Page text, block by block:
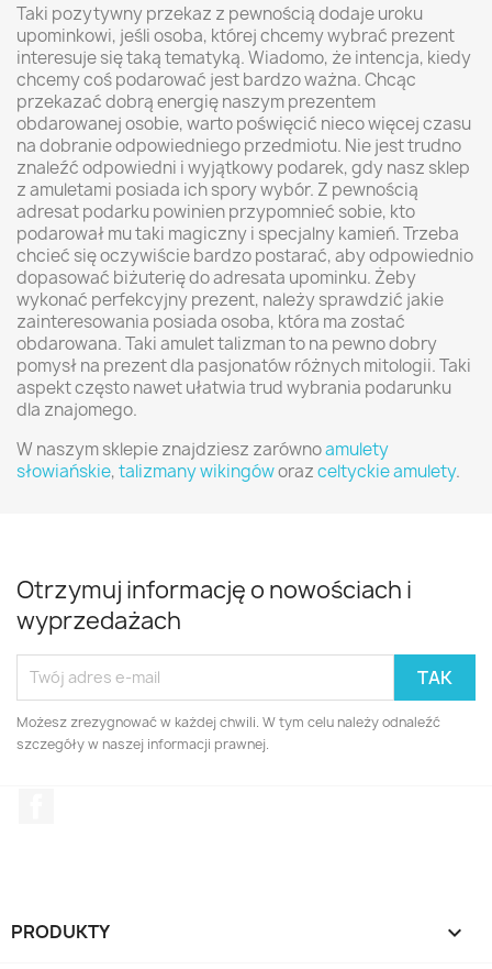
Taki pozytywny przekaz z pewnością dodaje uroku
upominkowi, jeśli osoba, której chcemy wybrać prezent
interesuje się taką tematyką. Wiadomo, że intencja, kiedy
chcemy coś podarować jest bardzo ważna. Chcąc
przekazać dobrą energię naszym prezentem
obdarowanej osobie, warto poświęcić nieco więcej czasu
na dobranie odpowiedniego przedmiotu. Nie jest trudno
znaleźć odpowiedni i wyjątkowy podarek, gdy nasz sklep
z amuletami posiada ich spory wybór. Z pewnością
adresat podarku powinien przypomnieć sobie, kto
podarował mu taki magiczny i specjalny kamień. Trzeba
chcieć się oczywiście bardzo postarać, aby odpowiednio
dopasować biżuterię do adresata upominku. Żeby
wykonać perfekcyjny prezent, należy sprawdzić jakie
zainteresowania posiada osoba, która ma zostać
obdarowana. Taki amulet talizman to na pewno dobry
pomysł na prezent dla pasjonatów różnych mitologii. Taki
aspekt często nawet ułatwia trud wybrania podarunku
dla znajomego.
W naszym sklepie znajdziesz zarównoamulety
słowiańskie,talizmany wikingóworazceltyckie amulety.
Otrzymuj informację o nowościach i
wyprzedażach
Możesz zrezygnować w każdej chwili. W tym celu należy odnaleźć
szczegóły w naszej informacji prawnej.
PRODUKTY 